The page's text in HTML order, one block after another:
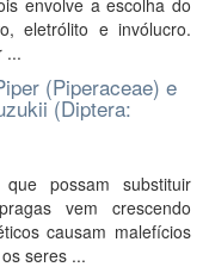
envolve a escolha do
eletrólito e invólucro.
...
(Piperaceae) e
(Diptera:
possam substituir
vem crescendo
causam malefícios
seres ...